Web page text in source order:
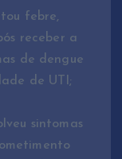
febre,
receber a
de dengue
de UTI;
sintomas